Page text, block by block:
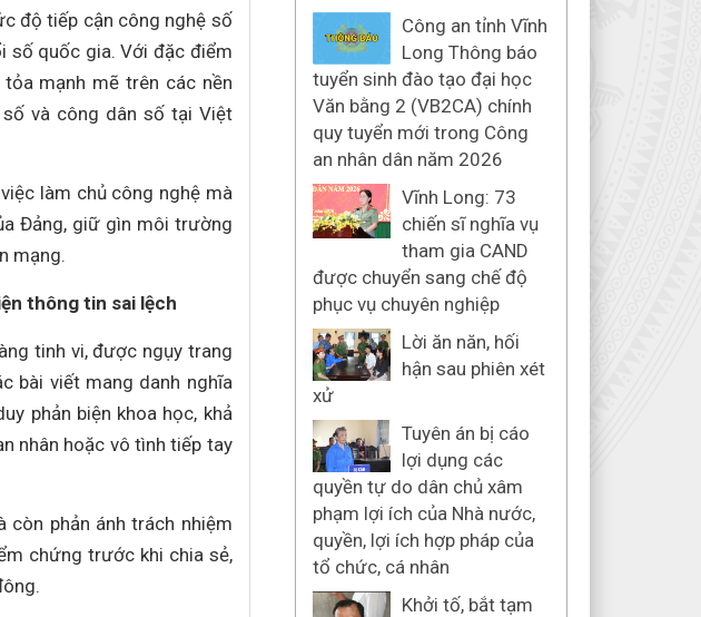
độ tiếp cận công nghệ số
số quốc gia. Với đặc điểm
mạnh mẽ trên các nền
và công dân số tại Việt
làm chủ công nghệ mà
Đảng, giữ gìn môi trường
mạng.
thông tin sai lệch
tinh vi, được ngụy trang
bài viết mang danh nghĩa
phản biện khoa học, khả
nhân hoặc vô tình tiếp tay
phản ánh trách nhiệm
chứng trước khi chia sẻ,
Công an tỉnh Vĩnh
Long Thông báo
tuyển sinh đào tạo đại học
Văn bằng 2 (VB2CA) chính
quy tuyển mới trong Công
an nhân dân năm 2026
Vĩnh Long: 73
chiến sĩ nghĩa vụ
tham gia CAND
được chuyển sang chế độ
phục vụ chuyên nghiệp
Lời ăn năn, hối
hận sau phiên xét
xử
Tuyên án bị cáo
lợi dụng các
quyền tự do dân chủ xâm
phạm lợi ích của Nhà nước,
quyền, lợi ích hợp pháp của
tổ chức, cá nhân
Khởi tố, bắt tạm